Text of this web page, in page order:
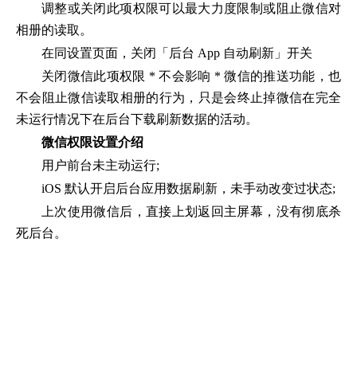
调整或关闭此项权限可以最大力度限制或阻止微信对
相册的读取。
在同设置页面，关闭「后台 App 自动刷新」开关
关闭微信此项权限 * 不会影响 * 微信的推送功能，也
不会阻止微信读取相册的行为，只是会终止掉微信在完全
未运行情况下在后台下载刷新数据的活动。
微信权限设置介绍
用户前台未主动运行;
iOS 默认开启后台应用数据刷新，未手动改变过状态;
上次使用微信后，直接上划返回主屏幕，没有彻底杀
死后台。